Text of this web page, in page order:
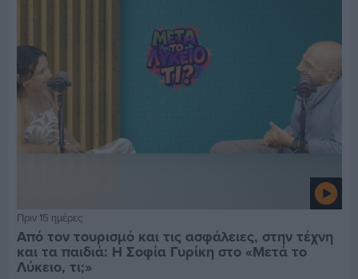
Πριν 15 ημέρες
Από τον τουρισμό και τις ασφάλειες, στην τέχνη
και τα παιδιά: Η Σοφία Γυρίκη στο «Μετά το
Λύκειο, τι;»